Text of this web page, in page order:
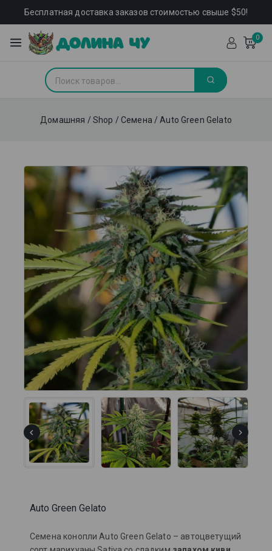
Бесплатная доставка заказов стоимостью свыше $50!
0
Домашняя / Shop / Семена / Auto Green Gelato
Auto Green Gelato
Семена конопли Auto Green Gelato – автоцветущий